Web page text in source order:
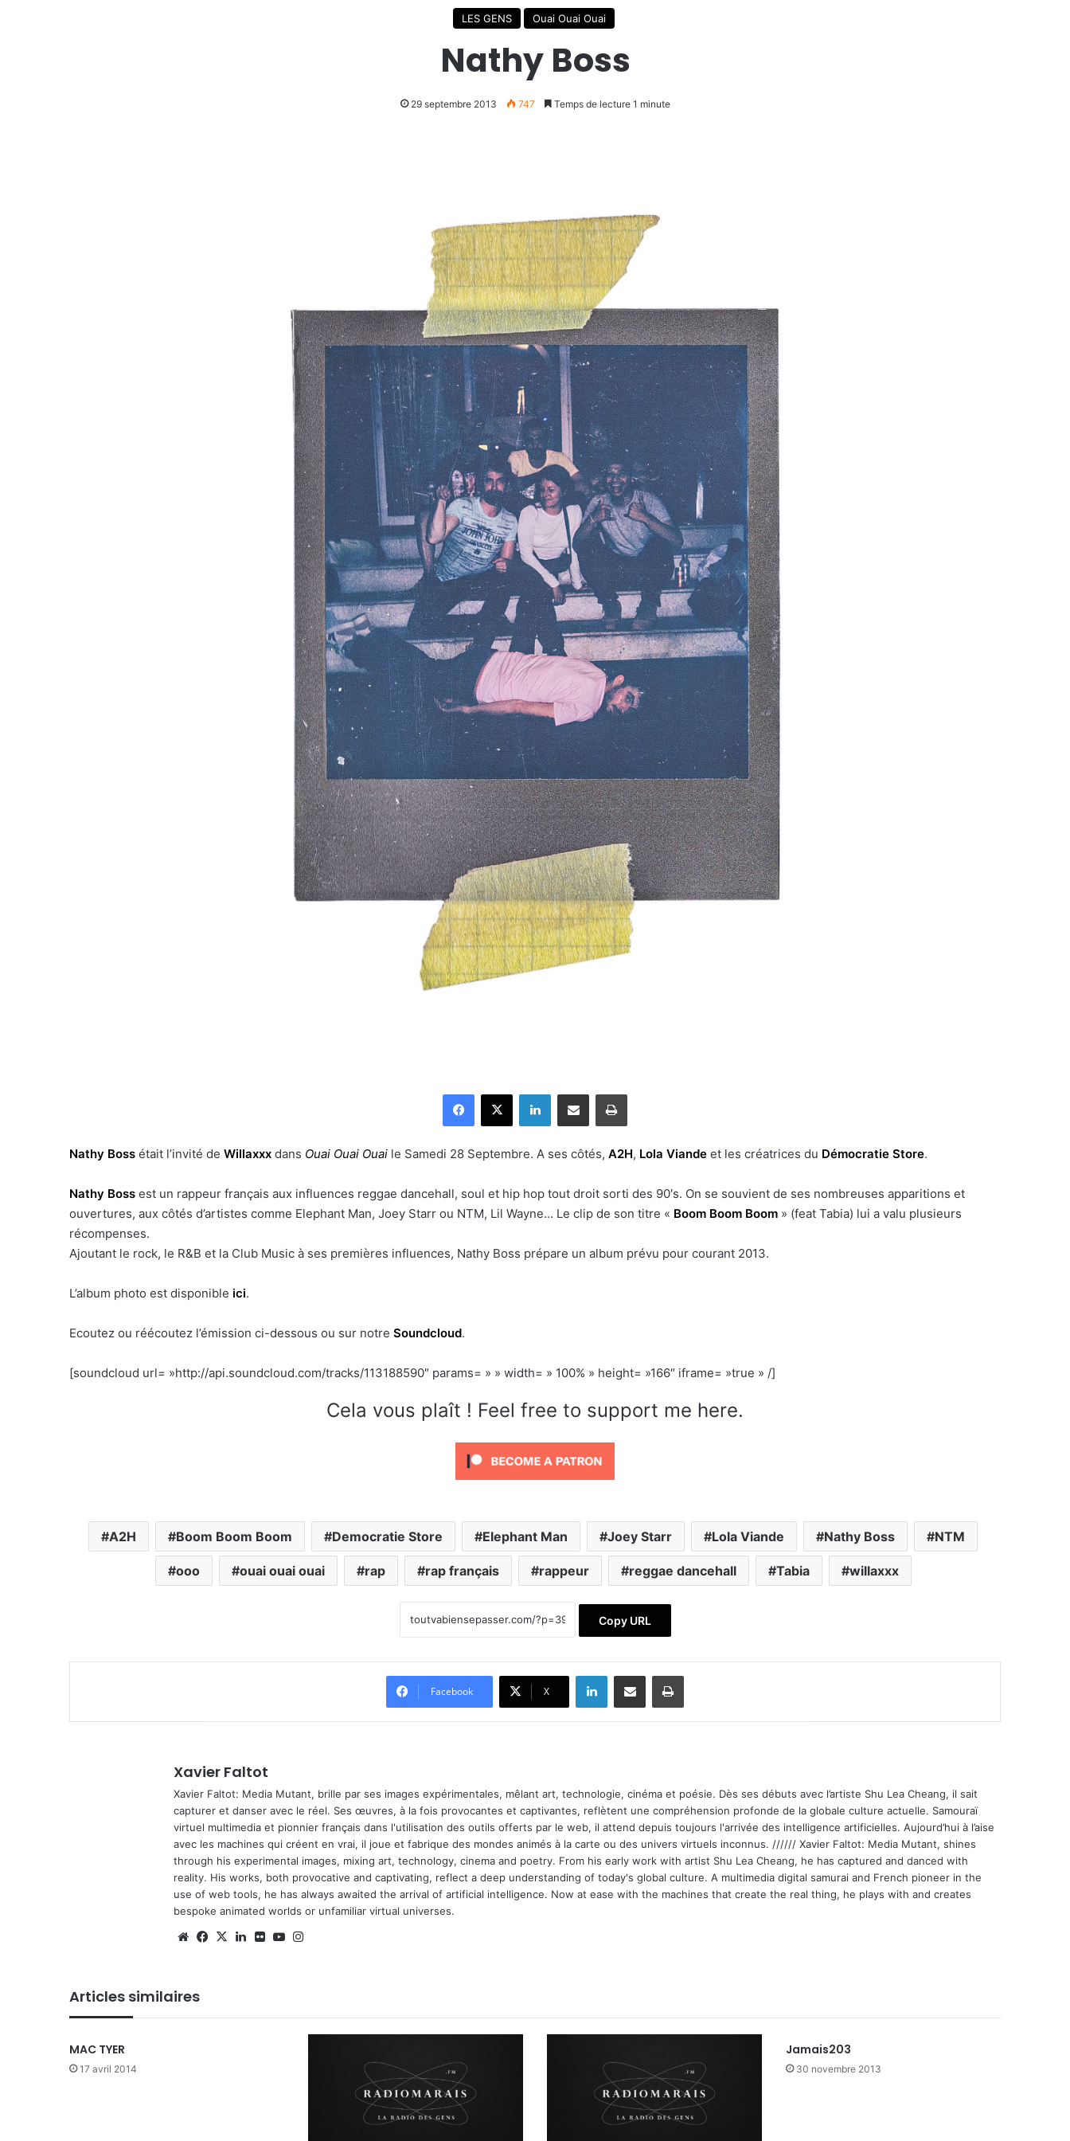
LES GENS Ouai Ouai Ouai
Nathy Boss
29 septembre 2013 747 Temps de lecture 1 minute
Nathy Boss était l’invité de Willaxxx dans Ouai Ouai Ouai le Samedi 28 Septembre. A ses côtés, A2H, Lola Viande et les créatrices du Démocratie Store.
Nathy Boss est un rappeur français aux influences reggae dancehall, soul et hip hop tout droit sorti des 90′s. On se souvient de ses nombreuses apparitions et
ouvertures, aux côtés d’artistes comme Elephant Man, Joey Starr ou NTM, Lil Wayne… Le clip de son titre « Boom Boom Boom » (feat Tabia) lui a valu plusieurs
récompenses.
Ajoutant le rock, le R&B et la Club Music à ses premières influences, Nathy Boss prépare un album prévu pour courant 2013.
L’album photo est disponible ici.
Ecoutez ou réécoutez l’émission ci-dessous ou sur notre Soundcloud.
[soundcloud url= »http://api.soundcloud.com/tracks/113188590″ params= » » width= » 100% » height= »166″ iframe= »true » /]
Cela vous plaît ! Feel free to support me here.
A2H Boom Boom Boom Democratie Store Elephant Man Joey Starr Lola Viande Nathy Boss NTM
ooo ouai ouai ouai rap rap français rappeur reggae dancehall Tabia willaxxx
Copy URL
Facebook X
Xavier Faltot
Xavier Faltot: Media Mutant, brille par ses images expérimentales, mêlant art, technologie, cinéma et poésie. Dès ses débuts avec l’artiste Shu Lea Cheang, il sait
capturer et danser avec le réel. Ses œuvres, à la fois provocantes et captivantes, reflètent une compréhension profonde de la globale culture actuelle. Samouraï
virtuel multimedia et pionnier français dans l'utilisation des outils offerts par le web, il attend depuis toujours l'arrivée des intelligence artificielles. Aujourd’hui à l’aise
avec les machines qui créent en vrai, il joue et fabrique des mondes animés à la carte ou des univers virtuels inconnus. ////// Xavier Faltot: Media Mutant, shines
through his experimental images, mixing art, technology, cinema and poetry. From his early work with artist Shu Lea Cheang, he has captured and danced with
reality. His works, both provocative and captivating, reflect a deep understanding of today's global culture. A multimedia digital samurai and French pioneer in the
use of web tools, he has always awaited the arrival of artificial intelligence. Now at ease with the machines that create the real thing, he plays with and creates
bespoke animated worlds or unfamiliar virtual universes.
We Fa
X
Lin Fli Yo
Articles similaires
MAC TYER
17 avril 2014
Jamais203
30 novembre 2013